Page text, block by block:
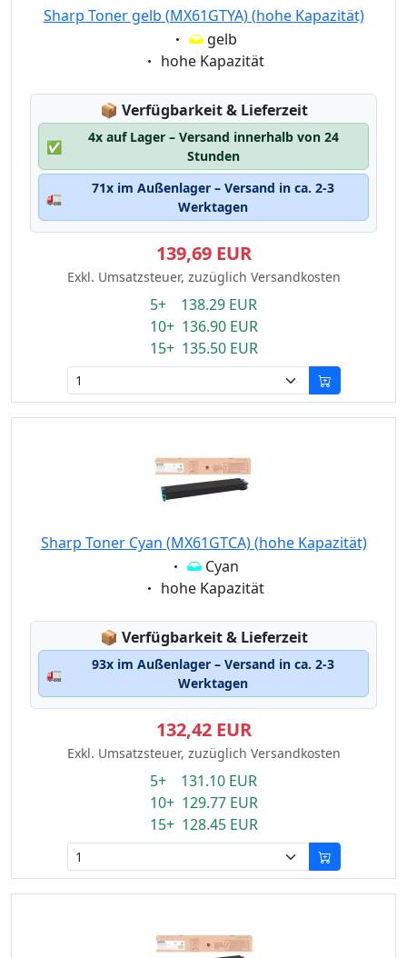
Sharp Toner gelb (MX61GTYA) (hohe Kapazität)
Eigenschaft:
gelb
Eigenschaft:
hohe Kapazität
📦 Lagerstatus:
Verfügbarkeit & Lieferzeit
✅
4x auf Lager – Versand innerhalb von 24
Stunden
🚛
71x im Außenlager – Versand in ca. 2-3
Werktagen
139,69 EUR
Exkl. Umsatzsteuer, zuzüglich Versandkosten
5+ 138.29 EUR
10+ 136.90 EUR
15+ 135.50 EUR
Sharp Toner Cyan (MX61GTCA) (hohe Kapazität)
Eigenschaft:
Cyan
Eigenschaft:
hohe Kapazität
📦 Lagerstatus:
Verfügbarkeit & Lieferzeit
🚛
93x im Außenlager – Versand in ca. 2-3
Werktagen
132,42 EUR
Exkl. Umsatzsteuer, zuzüglich Versandkosten
5+ 131.10 EUR
10+ 129.77 EUR
15+ 128.45 EUR